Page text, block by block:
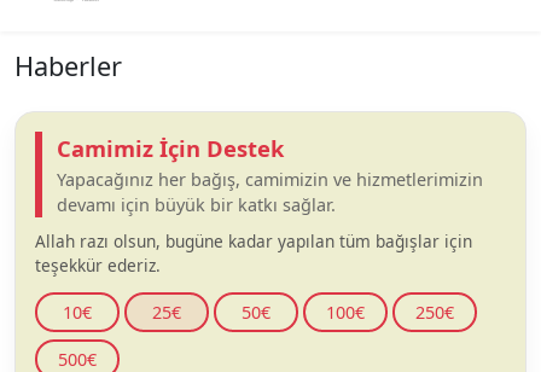
Haberler
Camimiz İçin Destek
Yapacağınız her bağış, camimizin ve hizmetlerimizin
devamı için büyük bir katkı sağlar.
Allah razı olsun, bugüne kadar yapılan tüm bağışlar için
teşekkür ederiz.
10€ 25€ 50€ 100€ 250€
500€